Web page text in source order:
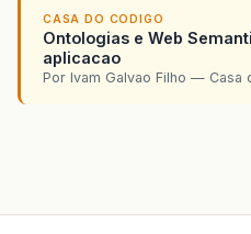
CASA DO CODIGO
Ontologias e Web
aplicacao
Por Ivam Galvao Filho — Casa